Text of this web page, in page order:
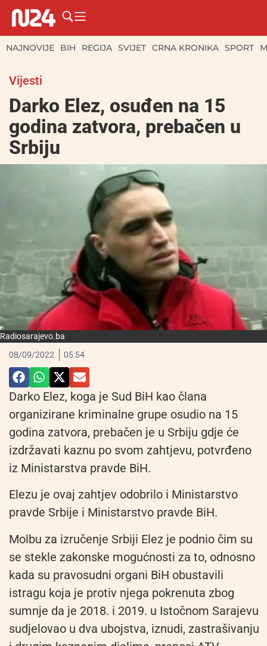
NAJNOVIJE BIH REGIJA SVIJET CRNA KRONIKA SPORT
Vijesti
Darko Elez, osuđen na 15
godina zatvora, prebačen u
Srbiju
Radiosarajevo.ba
08/09/2022
05:54
Darko Elez, koga je Sud BiH kao člana
organizirane kriminalne grupe osudio na 15
godina zatvora, prebačen je u Srbiju gdje će
izdržavati kaznu po svom zahtjevu, potvrđeno
iz Ministarstva pravde BiH.
Elezu je ovaj zahtjev odobrilo i Ministarstvo
pravde Srbije i Ministarstvo pravde BiH.
Molbu za izručenje Srbiji Elez je podnio čim su
se stekle zakonske mogućnosti za to, odnosno
kada su pravosudni organi BiH obustavili
istragu koja je protiv njega pokrenuta zbog
sumnje da je 2018. i 2019. u Istočnom Sarajevu
sudjelovao u dva ubojstva, iznudi, zastrašivanju